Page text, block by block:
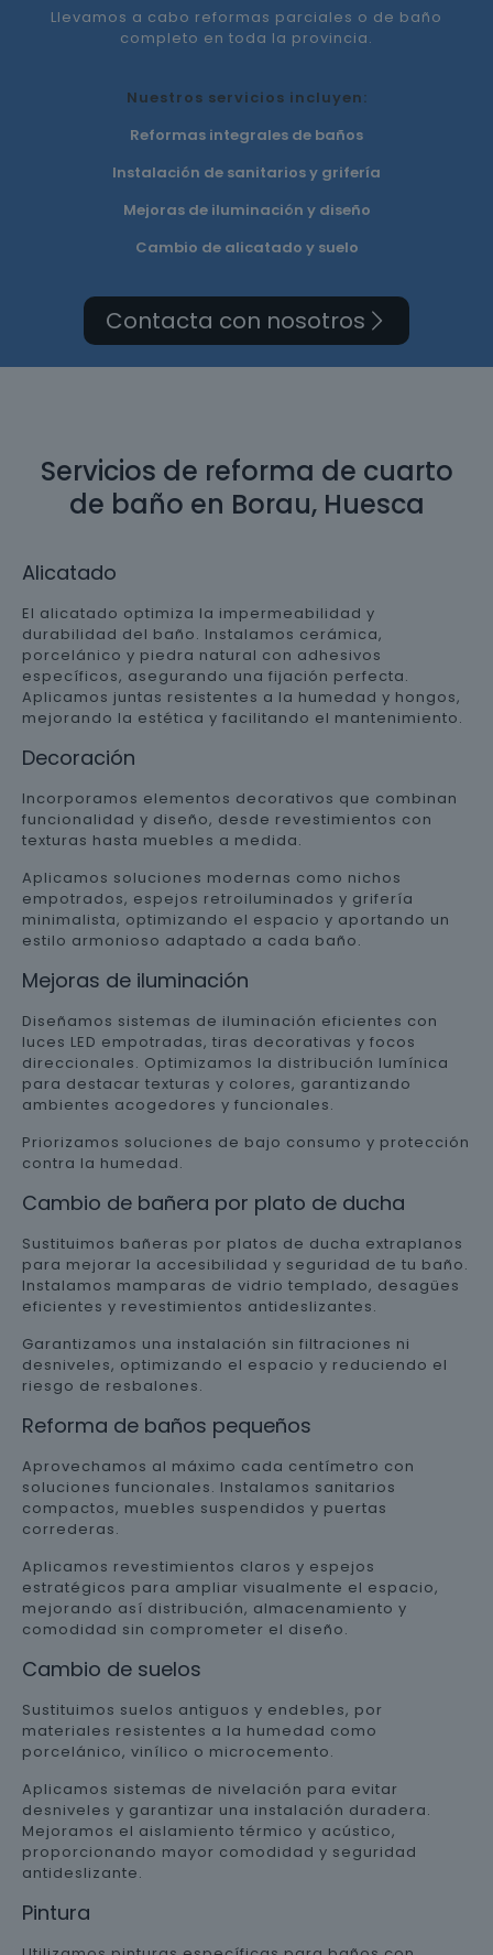
Llevamos a cabo reformas parciales o de baño
completo en toda la provincia.
Nuestros servicios incluyen:
Reformas integrales de baños
Instalación de sanitarios y grifería
Mejoras de iluminación y diseño
Cambio de alicatado y suelo
Contacta con nosotros
Servicios de reforma de cuarto
de baño en Borau, Huesca
Alicatado
El alicatado optimiza la impermeabilidad y
durabilidad del baño. Instalamos cerámica,
porcelánico y piedra natural con adhesivos
específicos, asegurando una fijación perfecta.
Aplicamos juntas resistentes a la humedad y hongos,
mejorando la estética y facilitando el mantenimiento.
Decoración
Incorporamos elementos decorativos que combinan
funcionalidad y diseño, desde revestimientos con
texturas hasta muebles a medida.
Aplicamos soluciones modernas como nichos
empotrados, espejos retroiluminados y grifería
minimalista, optimizando el espacio y aportando un
estilo armonioso adaptado a cada baño.
Mejoras de iluminación
Diseñamos sistemas de iluminación eficientes con
luces LED empotradas, tiras decorativas y focos
direccionales. Optimizamos la distribución lumínica
para destacar texturas y colores, garantizando
ambientes acogedores y funcionales.
Priorizamos soluciones de bajo consumo y protección
contra la humedad.
Cambio de bañera por plato de ducha
Sustituimos bañeras por platos de ducha extraplanos
para mejorar la accesibilidad y seguridad de tu baño.
Instalamos mamparas de vidrio templado, desagües
eficientes y revestimientos antideslizantes.
Garantizamos una instalación sin filtraciones ni
desniveles, optimizando el espacio y reduciendo el
riesgo de resbalones.
Reforma de baños pequeños
Aprovechamos al máximo cada centímetro con
soluciones funcionales. Instalamos sanitarios
compactos, muebles suspendidos y puertas
correderas.
Aplicamos revestimientos claros y espejos
estratégicos para ampliar visualmente el espacio,
mejorando así distribución, almacenamiento y
comodidad sin comprometer el diseño.
Cambio de suelos
Sustituimos suelos antiguos y endebles, por
materiales resistentes a la humedad como
porcelánico, vinílico o microcemento.
Aplicamos sistemas de nivelación para evitar
desniveles y garantizar una instalación duradera.
Mejoramos el aislamiento térmico y acústico,
proporcionando mayor comodidad y seguridad
antideslizante.
Pintura